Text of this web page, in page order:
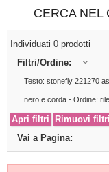
CERCA NEL
Individuati 0 prodotti
Filtri/Ordine:
Testo: stonefly 221270
nero e corda - Ordine:
Vai a Pagina: